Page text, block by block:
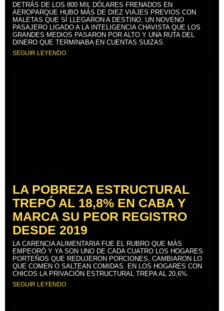
DETRÁS DE LOS 800 MIL DÓLARES FRENADOS EN
AEROPARQUE HUBO MÁS DE DIEZ VIAJES PREVIOS CON
MALETAS QUE SÍ LLEGARON A DESTINO, UN NOVENO
PASAJERO LIGADO A LA INTELIGENCIA CHAVISTA QUE LOS
GRANDES MEDIOS PASARON POR ALTO Y UNA RUTA DEL
DINERO QUE TERMINABA EN CUENTAS SUIZAS.
SEGUIR LEYENDO
LA POBREZA ESTRUCTURAL
TREPÓ AL 18,8% EN CABA Y
MARCA SU PEOR REGISTRO
DESDE 2019
LA CARENCIA ALIMENTARIA FUE EL RUBRO QUE MÁS
EMPEORÓ Y YA SON UNO DE CADA CUATRO LOS HOGARES
PORTEÑOS QUE REDUJERON PORCIONES, CAMBIARON LO
QUE COMEN O SALTEAN COMIDAS. EN LOS HOGARES CON
CHICOS LA PRIVACIÓN ESTRUCTURAL TREPA AL 20,6%.
SEGUIR LEYENDO